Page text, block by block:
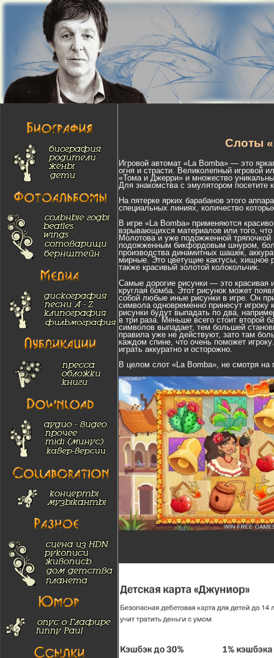
Слоты
Игровой автомат «La Bomba» — это
огня и страсти. Великолепный игровой
«Тома и Джерри» и множество
Для знакомства с эмулятором посетите
На пятерке ярких барабанов этого
специальных линиях, количество
В игре «La Bomba» применяются
взрывающихся материалов или того,
Молотова и уже подожженной
подожженным бикфордовым шнуром,
производства динамитных шашек,
мирные. Это цветущие кактусы, хищное
также красивый золотой колокольчик.
Самые дорогие рисунки — это красивая
круглая бомба. Этот рисунок может
собой любые иные рисунки в игре. Он
символа одновременно принесут игроку
рисунки будут выпадать по два,
в три раза. Меньше всего стоит второй
символов выпадает, тем большей
правила уже не действуют, зато там
каждом спине, что очень поможет
играть аккуратно и осторожно.
В целом слот «La Bomba», не смотря на